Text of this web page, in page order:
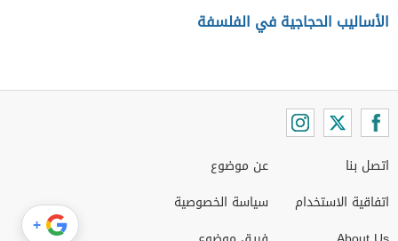
الأساليب الحجاجية في الفلسفة
اتصل بنا
اتفاقية الاستخدام
عن موضوع
سياسة الخصوصية
+